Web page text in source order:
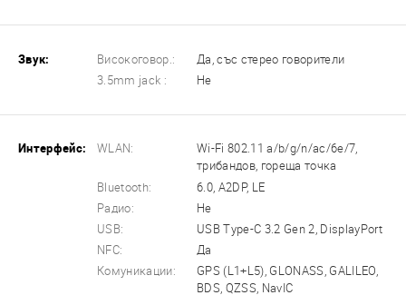
Звук: Високоговор.:
Да, със стерео говорители
3.5mm jack :
Не
Интерфейс: WLAN:
Wi-Fi 802.11 a/b/g/n/ac/6e/7,
трибандов, гореща точка
Bluetooth:
6.0, A2DP, LE
Радио:
Не
USB:
USB Type-C 3.2 Gen 2, DisplayPort
NFC:
Да
Комуникации:
GPS (L1+L5), GLONASS, GALILEO,
BDS, QZSS, NavIC